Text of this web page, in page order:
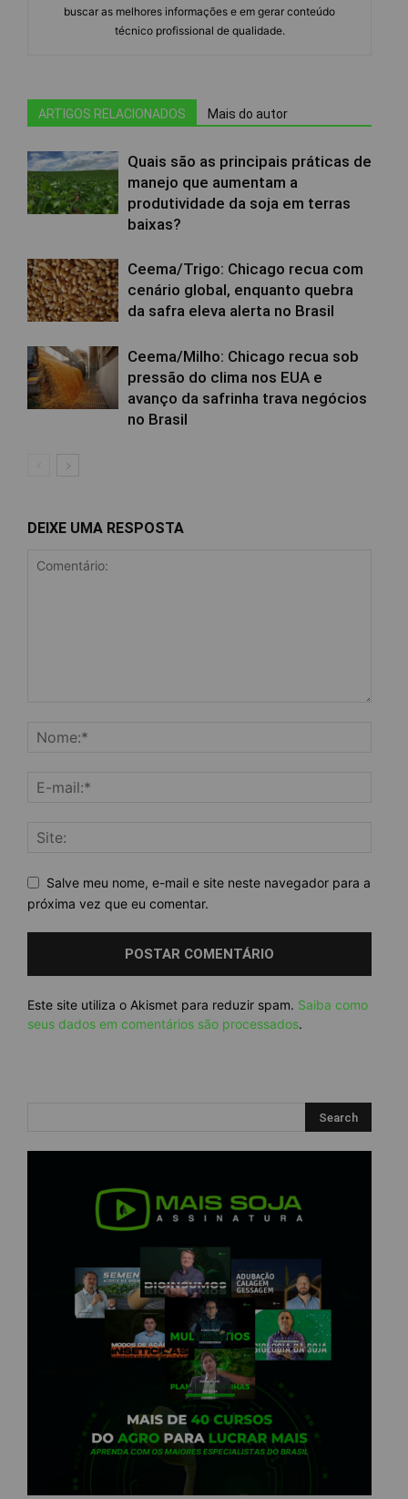
buscar as melhores informações e em gerar conteúdo
técnico profissional de qualidade.
ARTIGOS RELACIONADOS Mais do autor
Quais são as principais práticas de
manejo que aumentam a
produtividade da soja em terras
baixas?
Ceema/Trigo: Chicago recua com
cenário global, enquanto quebra
da safra eleva alerta no Brasil
Ceema/Milho: Chicago recua sob
pressão do clima nos EUA e
avanço da safrinha trava negócios
no Brasil
DEIXE UMA RESPOSTA
Salve meu nome, e-mail e site neste navegador para a
próxima vez que eu comentar.
Este site utiliza o Akismet para reduzir spam. Saiba como
seus dados em comentários são processados.